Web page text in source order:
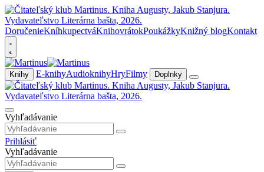
DoručenieKníhkupectváKnihovrátokPoukážkyKnižný blogKontakt
Knihy E-knihyAudioknihyHryFilmy Doplnky
Vyhľadávanie
Prihlásiť
Vyhľadávanie